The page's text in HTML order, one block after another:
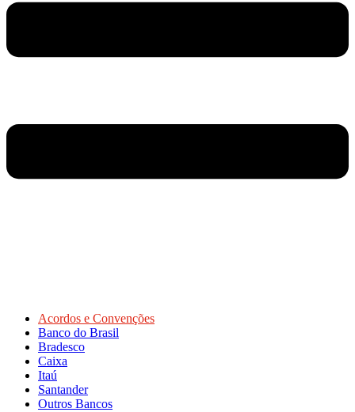
Acordos e Convenções
Banco do Brasil
Bradesco
Caixa
Itaú
Santander
Outros Bancos